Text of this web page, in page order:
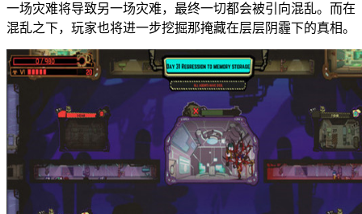
一场灾难将导致另一场灾难，最终一切都会被引向混乱。而在
混乱之下，玩家也将进一步挖掘那掩藏在层层阴霾下的真相。